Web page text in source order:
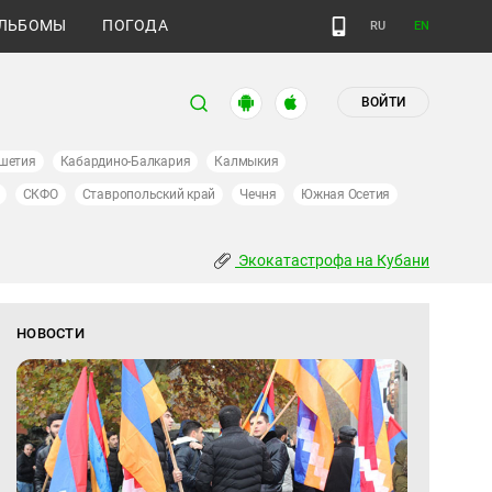
ПОГОДА RU EN
ВОЙТИ
Кабардино-Балкария Калмыкия
СКФО Ставропольский край Чечня Южная Осетия
Экокатастрофа на Кубани
НОВОСТИ